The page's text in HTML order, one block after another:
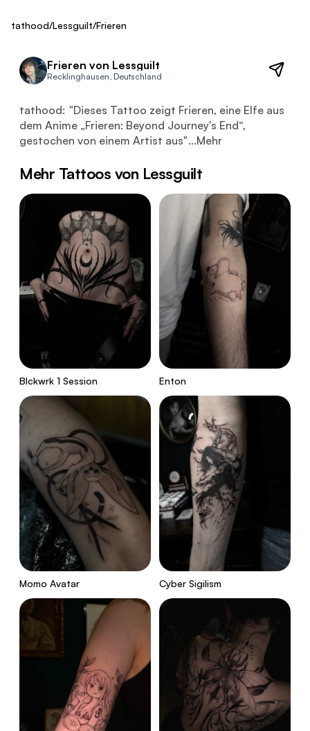
tathood/Lessguilt/Frieren
Frieren von Lessguilt
Recklinghausen, Deutschland
Dieses Tattoo zeigt Frieren, eine Elfe aus dem Anime
tathood: "Dieses Tattoo zeigt Frieren, eine Elfe aus
dem Anime „Frieren: Beyond Journey's End“,
gestochen von einem Artist aus"...Mehr
Mehr Tattoos von Lessguilt
Blckwrk 1 Session Enton
Momo Avatar Cyber Sigilism